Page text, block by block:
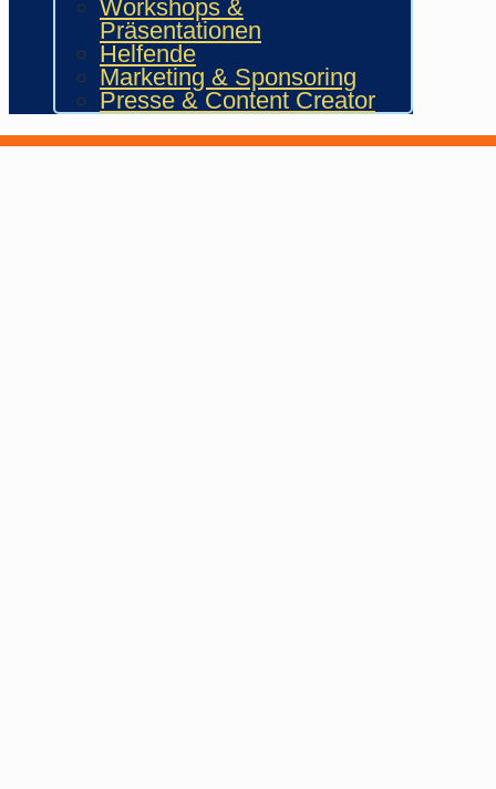
Workshops &
Präsentationen
Helfende
Marketing & Sponsoring
Presse & Content Creator